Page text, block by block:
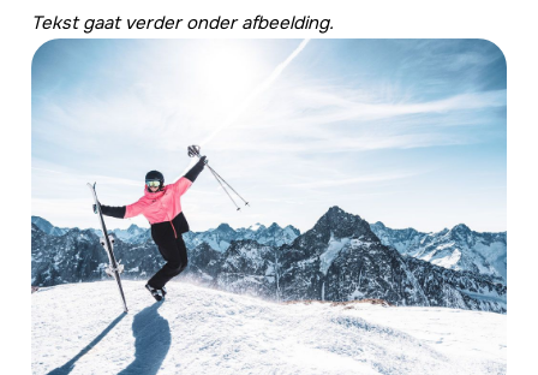
Tekst gaat verder onder afbeelding.